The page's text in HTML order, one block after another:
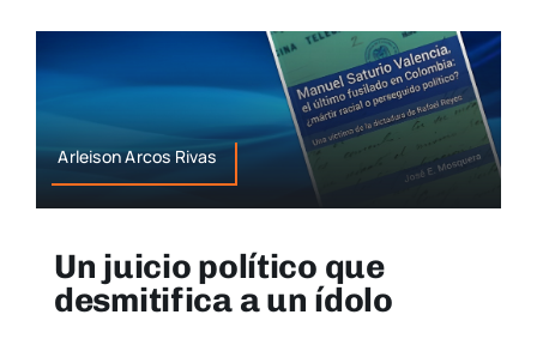
Arleison Arcos Rivas
Un juicio político que
desmitifica a un ídolo